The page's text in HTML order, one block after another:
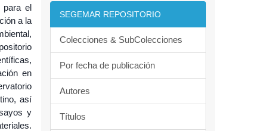
para el
a la
en
así
y
SEGEMAR REPOSITORIO
Colecciones & SubColecciones
Por fecha de publicación
Autores
Títulos